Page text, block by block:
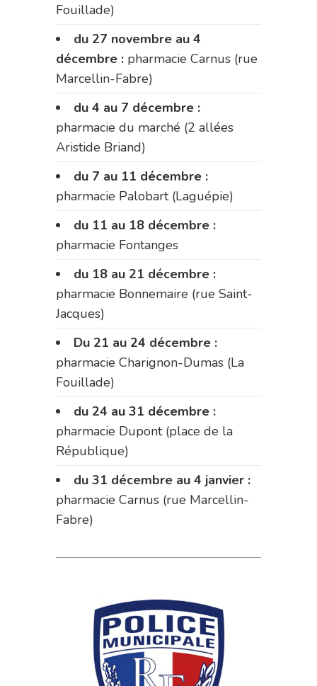
Fouillade)
du 27 novembre au 4
décembre : pharmacie Carnus (rue
Marcellin-Fabre)
du 4 au 7 décembre :
pharmacie du marché (2 allées
Aristide Briand)
du 7 au 11 décembre :
pharmacie Palobart (Laguépie)
du 11 au 18 décembre :
pharmacie Fontanges
du 18 au 21 décembre :
pharmacie Bonnemaire (rue Saint-
Jacques)
Du 21 au 24 décembre :
pharmacie Charignon-Dumas (La
Fouillade)
du 24 au 31 décembre :
pharmacie Dupont (place de la
République)
du 31 décembre au 4 janvier :
pharmacie Carnus (rue Marcellin-
Fabre)